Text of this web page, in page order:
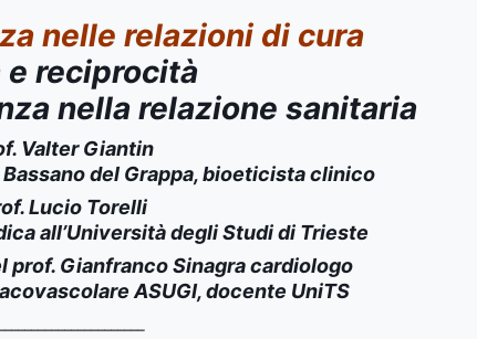
nelle relazioni di cura
e reciprocità
nella relazione sanitaria
Valter Giantin
del Grappa, bioeticista clinico
Lucio Torelli
all’Università degli Studi di Trieste
prof. Gianfranco Sinagracardiologo
ASUGI, docente UniTS